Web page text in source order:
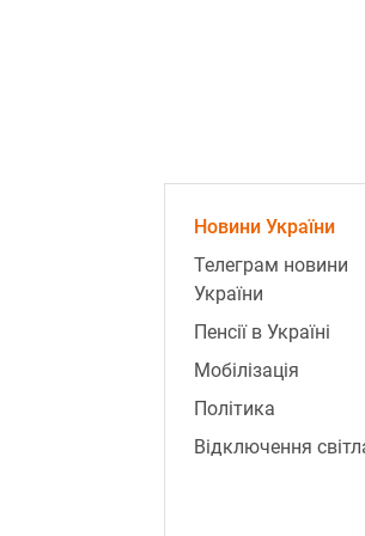
Новини України
Телеграм новини
України
Пенсії в Україні
Мобілізація
Політика
Відключення